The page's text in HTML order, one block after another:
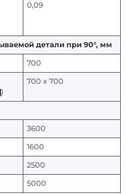
0,09
детали при 90°, мм
700
700 х 700
3600
1600
2500
5000